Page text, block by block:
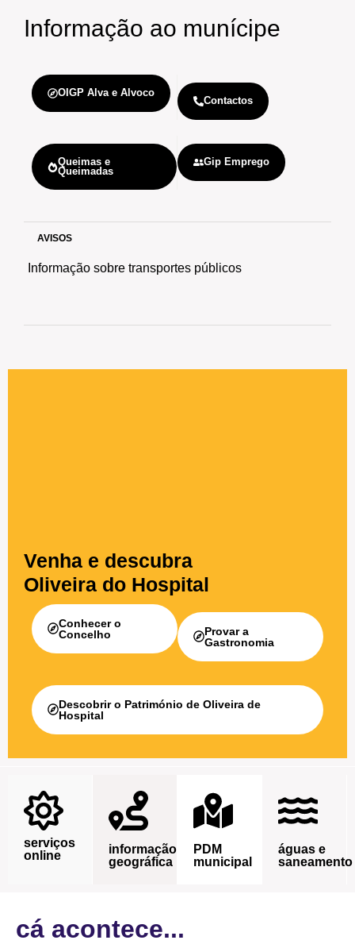
Informação ao munícipe
OIGP Alva e Alvoco
Contactos
Queimas e
Queimadas
Gip Emprego
AVISOS
Informação sobre transportes públicos
Venha e descubra
Oliveira do Hospital
Conhecer o
Concelho
Provar a
Gastronomia
Descobrir o Património de Oliveira de
Hospital
serviços
online
informação
geográfica
PDM
municipal
águas e
saneamento
cá acontece...